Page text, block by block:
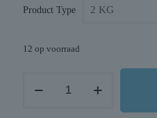
Product Type
12 op voorraad